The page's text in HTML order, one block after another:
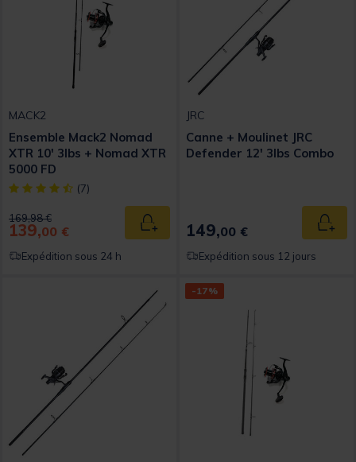
MACK2
Ensemble Mack2 Nomad
XTR 10' 3lbs + Nomad XTR
5000 FD
[object Object] out of 5 Customer Rating
(7)
Price reduced from
169,98 €to
139,00 € Ajouter au panier
Expédition sous 24 h
JRC
Canne + Moulinet JRC
Defender 12' 3lbs Combo
149,00 €
Expédition sous 12 jours
-17%